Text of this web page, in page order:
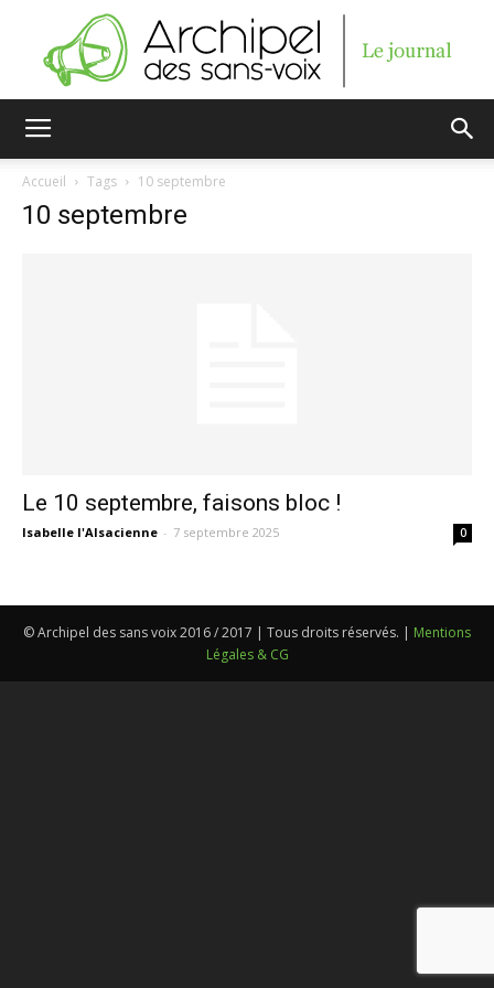
Accueil Tags 10 septembre
10 septembre
Le 10 septembre, faisons bloc !
Isabelle l'Alsacienne - 7 septembre 2025 0
© Archipel des sans voix 2016 / 2017 | Tous droits réservés. | Mentions
Légales & CG